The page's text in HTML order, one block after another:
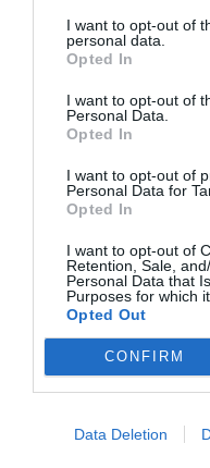
I want to opt-out of
personal data.
Opted In
I want to opt-out of
Personal Data.
Opted In
I want to opt-out of
Personal Data for
Opted In
I want to opt-out of
Retention, Sale,
Personal Data that
Purposes for which
Opted Out
CONFIRM
Data Deletion